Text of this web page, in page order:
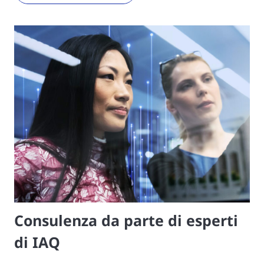
Consulenza da parte di esperti
di IAQ